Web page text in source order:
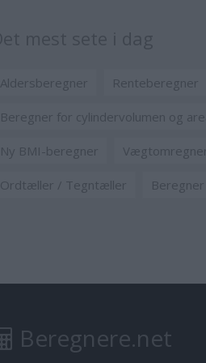
Aldersberegner Renteberegner
Beregner for cylindervolumen og
Ny BMI-beregner
Ordtæller / Tegntæller
Beregnere.net